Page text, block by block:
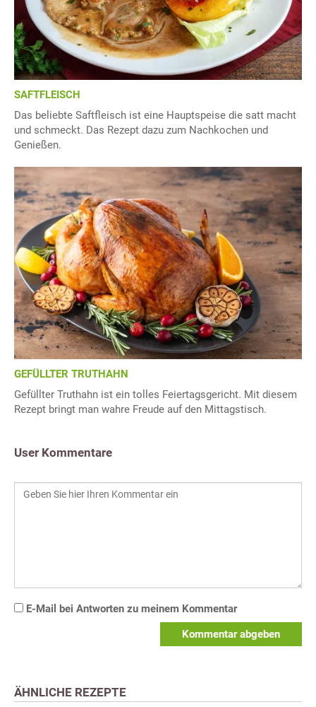
SAFTFLEISCH
Das beliebte Saftfleisch ist eine Hauptspeise die satt macht
und schmeckt. Das Rezept dazu zum Nachkochen und
Genießen.
GEFÜLLTER TRUTHAHN
Gefüllter Truthahn ist ein tolles Feiertagsgericht. Mit diesem
Rezept bringt man wahre Freude auf den Mittagstisch.
User Kommentare
E-Mail bei Antworten zu meinem Kommentar
Kommentar abgeben
ÄHNLICHE REZEPTE